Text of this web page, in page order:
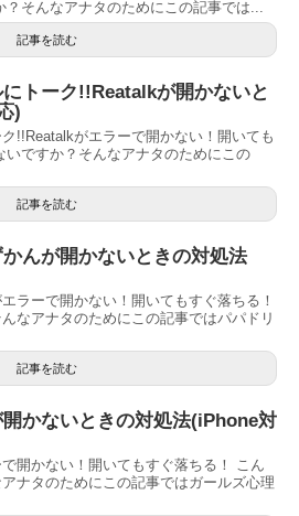
そんなアナタのためにこの記事では...
記事を読む
トーク!!Reatalkが開かないと
)
!!Reatalkがエラーで開かない！開いても
ですか？そんなアナタのためにこの
記事を読む
んが開かないときの対処法
ラーで開かない！開いてもすぐ落ちる！
なアナタのためにこの記事ではパパドリ
記事を読む
かないときの対処法(iPhone対
開かない！開いてもすぐ落ちる！ こん
ナタのためにこの記事ではガールズ心理